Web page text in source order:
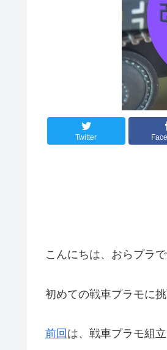
Twitter
こんにちは、おらプラで
初めての戦車プラモに
前回 は、戦車プラモ組